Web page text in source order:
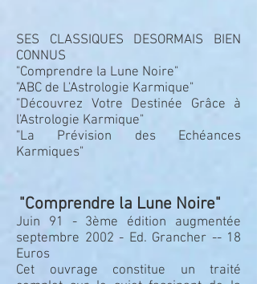
SES CLASSIQUES DESORMAIS BIEN
CONNUS
"Comprendre la Lune Noire"
"ABC de L'Astrologie Karmique"
"Découvrez Votre Destinée Grâce à
l'Astrologie Karmique"
"La Prévision des Echéances
Karmiques"
"Comprendre la Lune Noire"
Juin 91 - 3ème édition augmentée
septembre 2002 - Ed. Grancher -- 18
Euros
Cet ouvrage constitue un traité